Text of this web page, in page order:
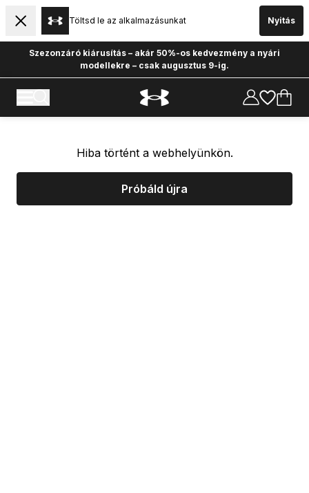
Töltsd le az alkalmazásunkat Nyitás
Szezonzáró kiárusítás – akár 50%-os kedvezmény a nyári
modellekre – csak augusztus 9-ig.
Hiba történt a webhelyünkön.
Próbáld újra